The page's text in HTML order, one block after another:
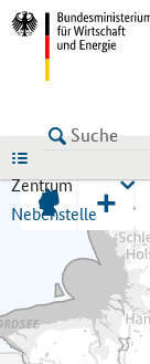
Zentrum
Nebenstelle+